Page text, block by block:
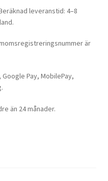
leveranstid: 4–8
är
Pay, MobilePay,
än 24 månader.